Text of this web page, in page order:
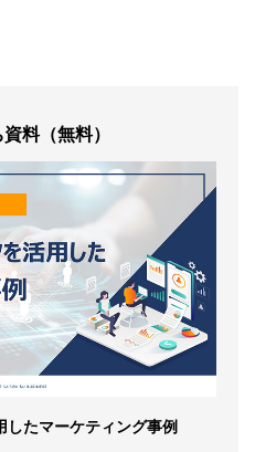
料（無料）
たマーケティング事例